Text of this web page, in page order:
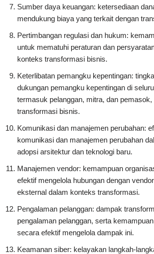
Sumber daya keuangan: ketersediaan
mendukung biaya yang terkait dengan
Pertimbangan regulasi dan hukum:
untuk mematuhi peraturan dan
konteks transformasi bisnis.
Keterlibatan pemangku kepentingan:
dukungan pemangku kepentingan di
termasuk pelanggan, mitra, dan pemasok,
transformasi bisnis.
Komunikasi dan manajemen perubahan:
komunikasi dan manajemen perubahan
adopsi arsitektur dan teknologi baru.
Manajemen vendor: kemampuan
efektif mengelola hubungan dengan
eksternal dalam konteks transformasi.
Pengalaman pelanggan: dampak
pengalaman pelanggan, serta
secara efektif mengelola dampak ini.
Keamanan siber: kelayakan langkah-